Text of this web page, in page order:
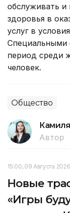
обслуживать
здоровья в
услуг в
Специальными
период среди
человек.
Общество
Автор
15:00, 09 Августа 2026
Новые
«Игры